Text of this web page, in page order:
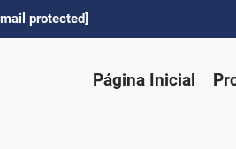
protected]
Página Inicial